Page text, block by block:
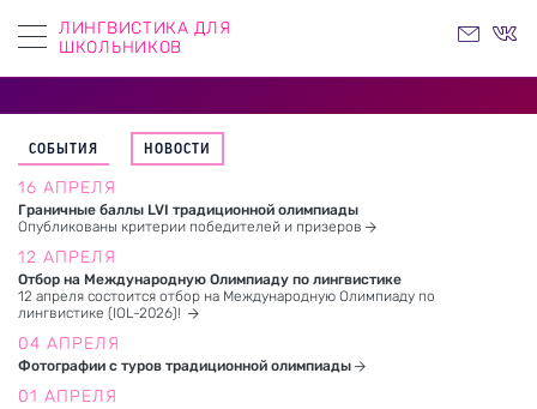
ЛИНГВИСТИКА ДЛЯ
ШКОЛЬНИКОВ
СОБЫТИЯ НОВОСТИ
16 АПРЕЛЯ
Граничные баллы LVI традиционной олимпиады
Опубликованы критерии победителей и призеров
12 АПРЕЛЯ
Отбор на Международную Олимпиаду по лингвистике
12 апреля состоится отбор на Международную Олимпиаду по
лингвистике (IOL-2026)!
04 АПРЕЛЯ
Фотографии с туров традиционной олимпиады
01 АПРЕЛЯ